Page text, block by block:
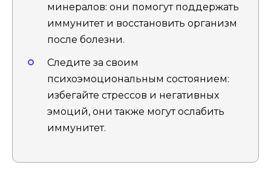
минералов: они помогут поддержать
иммунитет и восстановить организм
после болезни.
Следите за своим
психоэмоциональным состоянием:
избегайте стрессов и негативных
эмоций, они также могут ослабить
иммунитет.